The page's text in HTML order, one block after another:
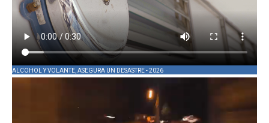
ALCOHOL Y VOLANTE, ASEGURA UN DESASTRE - 2026